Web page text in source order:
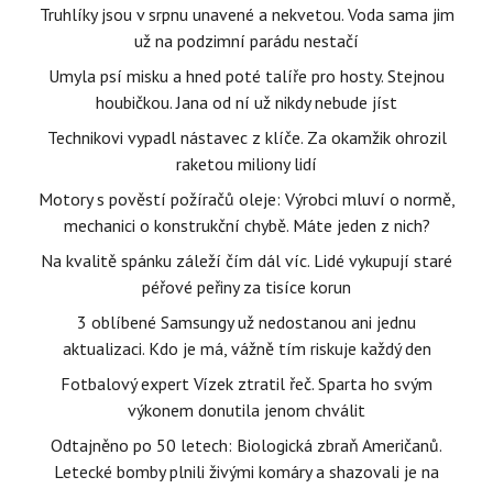
Truhlíky jsou v srpnu unavené a nekvetou. Voda sama jim
už na podzimní parádu nestačí
Umyla psí misku a hned poté talíře pro hosty. Stejnou
houbičkou. Jana od ní už nikdy nebude jíst
Technikovi vypadl nástavec z klíče. Za okamžik ohrozil
raketou miliony lidí
Motory s pověstí požíračů oleje: Výrobci mluví o normě,
mechanici o konstrukční chybě. Máte jeden z nich?
Na kvalitě spánku záleží čím dál víc. Lidé vykupují staré
péřové peřiny za tisíce korun
3 oblíbené Samsungy už nedostanou ani jednu
aktualizaci. Kdo je má, vážně tím riskuje každý den
Fotbalový expert Vízek ztratil řeč. Sparta ho svým
výkonem donutila jenom chválit
Odtajněno po 50 letech: Biologická zbraň Američanů.
Letecké bomby plnili živými komáry a shazovali je na